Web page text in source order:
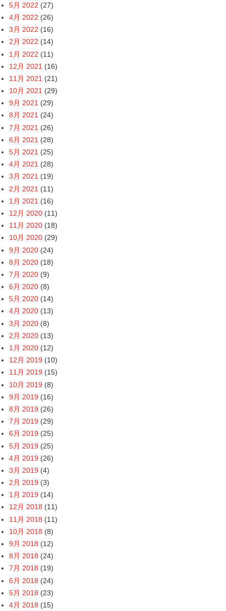
5月 2022 (27)
4月 2022 (26)
3月 2022 (16)
2月 2022 (14)
1月 2022 (11)
12月 2021 (16)
11月 2021 (21)
10月 2021 (29)
9月 2021 (29)
8月 2021 (24)
7月 2021 (26)
6月 2021 (28)
5月 2021 (25)
4月 2021 (28)
3月 2021 (19)
2月 2021 (11)
1月 2021 (16)
12月 2020 (11)
11月 2020 (18)
10月 2020 (29)
9月 2020 (24)
8月 2020 (18)
7月 2020 (9)
6月 2020 (8)
5月 2020 (14)
4月 2020 (13)
3月 2020 (8)
2月 2020 (13)
1月 2020 (12)
12月 2019 (10)
11月 2019 (15)
10月 2019 (8)
9月 2019 (16)
8月 2019 (26)
7月 2019 (29)
6月 2019 (25)
5月 2019 (25)
4月 2019 (26)
3月 2019 (4)
2月 2019 (3)
1月 2019 (14)
12月 2018 (11)
11月 2018 (11)
10月 2018 (8)
9月 2018 (12)
8月 2018 (24)
7月 2018 (19)
6月 2018 (24)
5月 2018 (23)
4月 2018 (15)